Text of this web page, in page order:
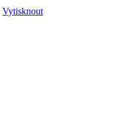
Vytisknout